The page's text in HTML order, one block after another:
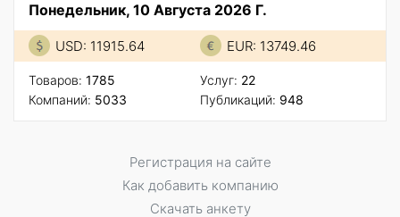
Понедельник, 10 Августа 2026 Г.
USD: 11915.64 EUR: 13749.46
Товаров: 1785
Компаний: 5033
Услуг: 22
Публикаций: 948
Регистрация на сайте
Как добавить компанию
Скачать анкету